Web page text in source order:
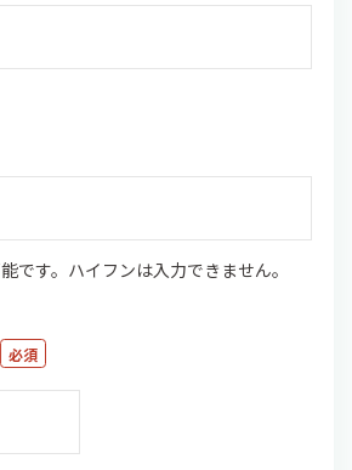
です。ハイフンは入力できません。